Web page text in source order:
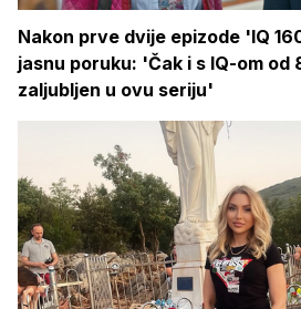
Nakon prve dvije epizode 'IQ
jasnu poruku: 'Čak i s IQ-om od
zaljubljen u ovu seriju'